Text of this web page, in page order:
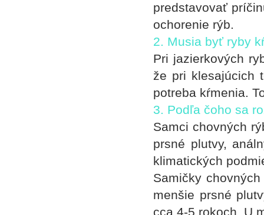
predstavovať
ochorenie rýb.
2. Musia byť ryby
Pri jazierkových
že pri klesajúcich
potreba kŕmenia.
3. Podľa čoho sa
Samci chovných
prsné plutvy,
klimatických
Samičky
menšie prsné
cca 4-5 rokoch. U